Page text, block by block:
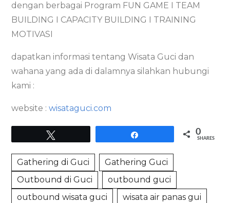
dengan berbagai Program FUN GAME I TEAM
BUILDING I CAPACITY BUILDING I TRAINING
MOTIVASI
dapatkan informasi tentang Wisata Guci dan
wahana yang ada di dalamnya silahkan hubungi
kami :
website :wisataguci.com
0
SHARES
Gathering di Guci
Gathering Guci
Outbound di Guci
outbound guci
outbound wisata guci
wisata air panas gui